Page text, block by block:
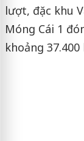
lượt, đặc khu
Móng Cái 1
khoảng